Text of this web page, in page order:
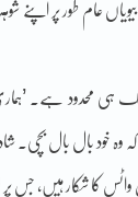
عام طور پر
ہی محدود ہے۔
وہ خود بال بال بچی۔
واٹس کا شکار ہیں، جس